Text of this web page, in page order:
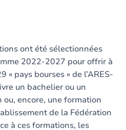
ont été sélectionnées
2022-2027 pour offrir à
« pays bourses » de l’ARES-
un bachelier ou un
encore, une formation
de la Fédération
à ces formations, les